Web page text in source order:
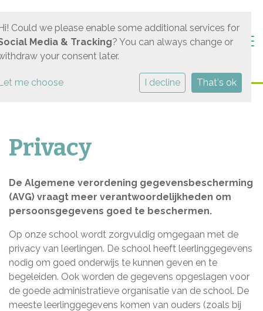
Privacy
De Algemene verordening gegevensbescherming
(AVG) vraagt meer verantwoordelijkheden om
persoonsgegevens goed te beschermen.
Op onze school wordt zorgvuldig omgegaan met de
privacy van leerlingen. De school heeft leerlinggegevens
nodig om goed onderwijs te kunnen geven en te
begeleiden. Ook worden de gegevens opgeslagen voor
de goede administratieve organisatie van de school. De
meeste leerlinggegevens komen van ouders (zoals bij
Could we please enable some additional services for
Media & Tracking? You can always change or
your consent later.
me choose I decline That's ok